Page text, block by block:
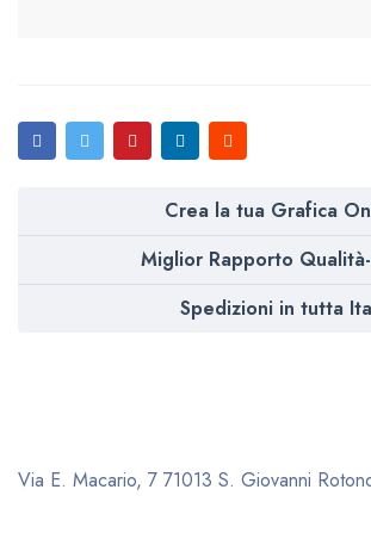
Crea la tua Grafica
Miglior Rapporto
Spedizioni in tutta
Via E. Macario, 7 71013 S. Giovanni